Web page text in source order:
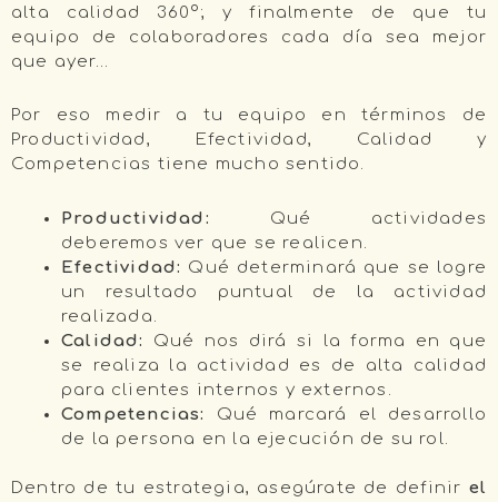
alta calidad 360º; y finalmente de que tu
equipo de colaboradores cada día sea mejor
que ayer…
Por eso medir a tu equipo en términos de
Productividad, Efectividad, Calidad y
Competencias tiene mucho sentido.
Productividad: Qué actividades
deberemos ver que se realicen.
Efectividad: Qué determinará que se logre
un resultado puntual de la actividad
realizada.
Calidad: Qué nos dirá si la forma en que
se realiza la actividad es de alta calidad
para clientes internos y externos.
Competencias: Qué marcará el desarrollo
de la persona en la ejecución de su rol.
Dentro de tu estrategia, asegúrate de definir el